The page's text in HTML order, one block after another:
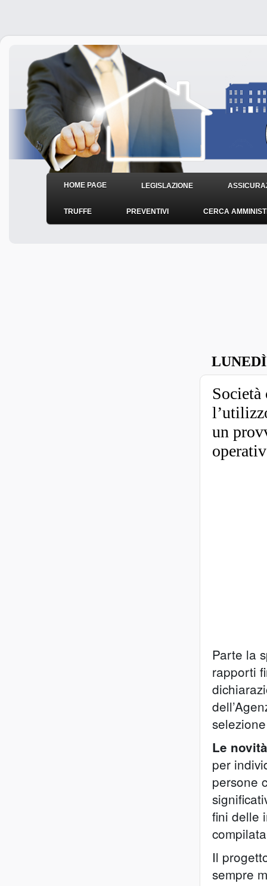
HOME PAGE LEGISLAZIONE
TRUFFE PREVENTIVI CERCA
un
Parte la
rapporti
Le novità
per
persone
fini delle
Il
sempre